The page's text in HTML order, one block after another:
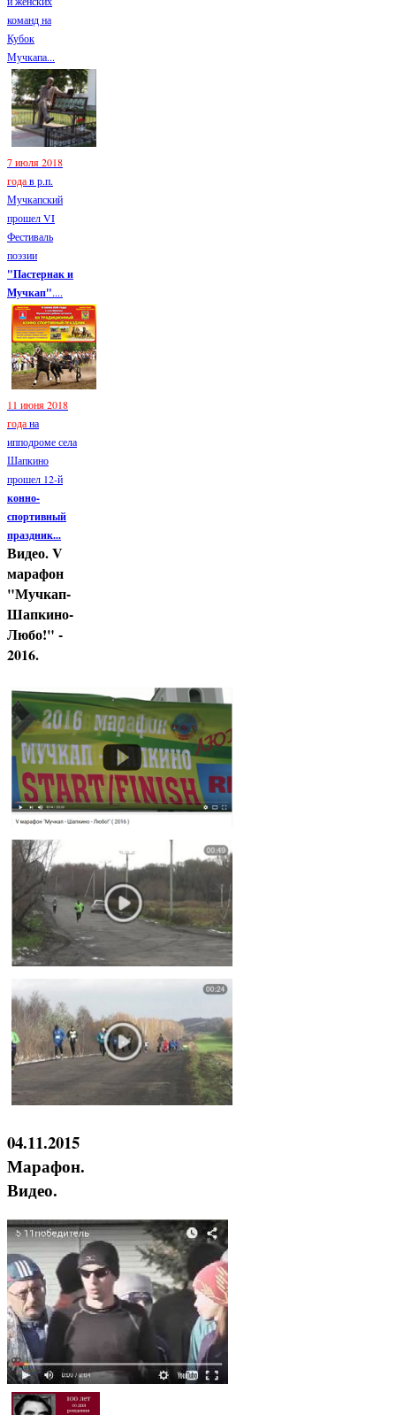
команд на
Кубок
Мучкапа...
7 июля 2018
годав р.п.
Мучкапский
прошел VI
Фестиваль
поэзии
"Пастернак и
Мучкап"....
11 июня 2018
годана
ипподроме села
Шапкино
прошел 12-й
конно-
спортивный
праздник...
Видео. V
марафон
"Мучкап-
Шапкино-
Любо!" -
2016.
04.11.2015
Марафон.
Видео.